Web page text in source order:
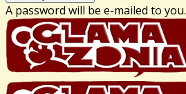
A password will be e-mailed to you.